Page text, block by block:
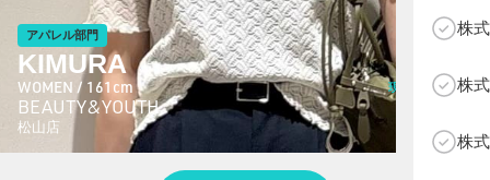
株
株
株
アパレル部門
KIMURA
WOMEN / 161cm
BEAUTY&YOUTH
松山店
現在の総投票数
788